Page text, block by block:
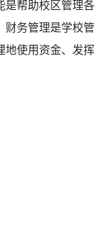
是帮助校区管理各
财务管理是学校管
地使用资金、发挥